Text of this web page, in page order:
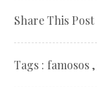
Share This Post
Tags : famosos,